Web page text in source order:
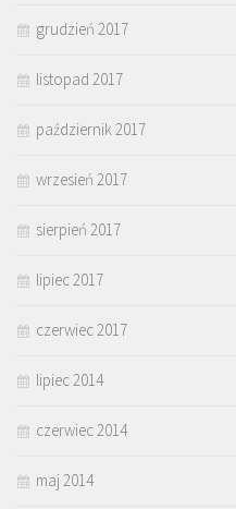
grudzień 2017
listopad 2017
październik 2017
wrzesień 2017
sierpień 2017
lipiec 2017
czerwiec 2017
lipiec 2014
czerwiec 2014
maj 2014